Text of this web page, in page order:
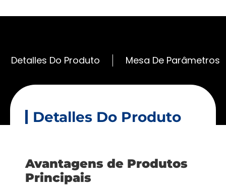
Detalles Do Produto Mesa De Parâmetros
Detalles Do Produto
Avantagens de Produtos
Principais